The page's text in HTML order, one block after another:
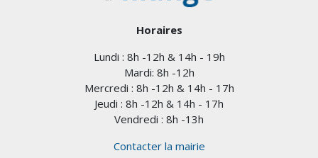
Horaires
Lundi : 8h -12h & 14h - 19h
Mardi: 8h -12h
Mercredi : 8h -12h & 14h - 17h
Jeudi : 8h -12h & 14h - 17h
Vendredi : 8h -13h
Contacter la mairie